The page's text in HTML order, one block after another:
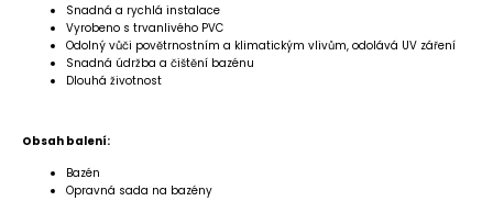
Snadná a rychlá instalace
Vyrobeno s trvanlivého PVC
Odolný vůči povětrnostním a klimatickým vlivům, odolává UV záření
Snadná údržba a čištění bazénu
Dlouhá životnost
Obsah balení:
Bazén
Opravná sada na bazény